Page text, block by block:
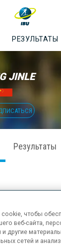
РЕЗУЛЬТАТЫ
JINLE
Результаты
чтобы
веб-сайта,
другие
сетей и